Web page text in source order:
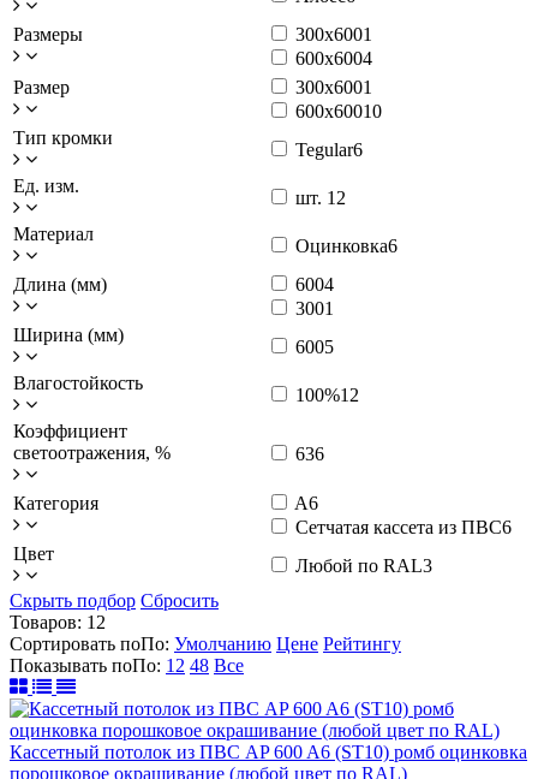
Размеры
300x6001
600x6004
Размер
300x6001
600x60010
Тип кромки
Tegular6
Ед. изм.
шт. 12
Материал
Оцинковка6
Длина (мм)
6004
3001
Ширина (мм)
6005
Влагостойкость
100%12
Коэффициент
светоотражения, %
636
Категория A6
Сетчатая кассета из ПВС6
Цвет
Любой по RAL3
Скрыть подбор Сбросить
Товаров: 12
Сортировать поПо: Умолчанию Цене Рейтингу
Показывать поПо: 12 48 Все
Кассетный потолок из ПВС AP 600 A6 (ST10) ромб оцинковка
порошковое окрашивание (любой цвет по RAL)